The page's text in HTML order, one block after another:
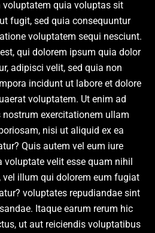
voluptatem quia voluptas sit
fugit, sed quia consequuntur
voluptatem sequi nesciunt.
qui dolorem ipsum quia dolor
adipisci velit, sed quia non
incidunt ut labore et dolore
voluptatem. Ut enim ad
exercitationem ullam
nisi ut aliquid ex ea
Quis autem vel eum iure
voluptate velit esse quam nihil
vel illum qui dolorem eum fugiat
voluptates repudiandae sint
Itaque earum rerum hic
ut aut reiciendis voluptatibus